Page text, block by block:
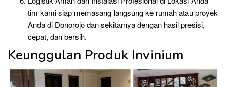
tim kami siap memasang langsung ke rumah atau proyek
Anda di Donorojo dan sekitarnya dengan hasil presisi,
cepat, dan bersih.
Keunggulan Produk Invinium